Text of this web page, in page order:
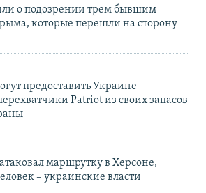
о подозрении трем бывшим
которые перешли на сторону
предоставить Украине
Patriot из своих запасов
маршрутку в Херсоне,
– украинские власти